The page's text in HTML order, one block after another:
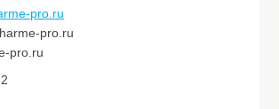
pro.ru
pro.ru
pro.ru